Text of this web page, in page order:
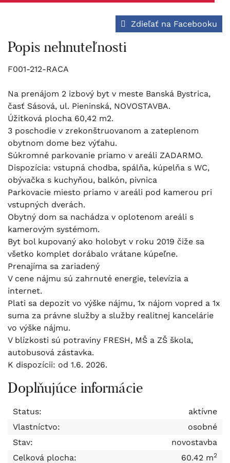
Popis nehnuteľnosti
Zdieľať na Facebooku
F001-212-RACA
Na prenájom 2 izbový byt v meste Banská Bystrica,
časť Sásová, ul. Pieninská, NOVOSTAVBA.
Úžitková plocha 60,42 m2.
3 poschodie v zrekonštruovanom a zateplenom
obytnom dome bez výťahu.
Súkromné parkovanie priamo v areáli ZADARMO.
Dispozícia: vstupná chodba, spálňa, kúpelňa s WC,
obývačka s kuchyňou, balkón, pivnica
Parkovacie miesto priamo v areáli pod kamerou pri
vstupných dverách.
Obytný dom sa nachádza v oplotenom areáli s
kamerovým systémom.
Byt bol kupovaný ako holobyt v roku 2019 čiže sa
všetko komplet dorábalo vrátane kúpeľne.
Prenajíma sa zariadený
V cene nájmu sú zahrnuté energie, televízia a
internet.
Plati sa depozit vo výške nájmu, 1x nájom vopred a 1x
suma za právne služby a služby realitnej kancelárie
vo výške nájmu.
V blízkosti sú potraviny FRESH, MŠ a ZŠ škola,
autobusová zástavka.
K dispozícii: od 1.6. 2026.
Doplňujúce informácie
Status:
aktívne
Vlastníctvo:
osobné
Stav:
novostavba
Celková plocha:
60.42 m2